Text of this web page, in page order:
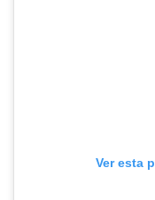
Ver esta